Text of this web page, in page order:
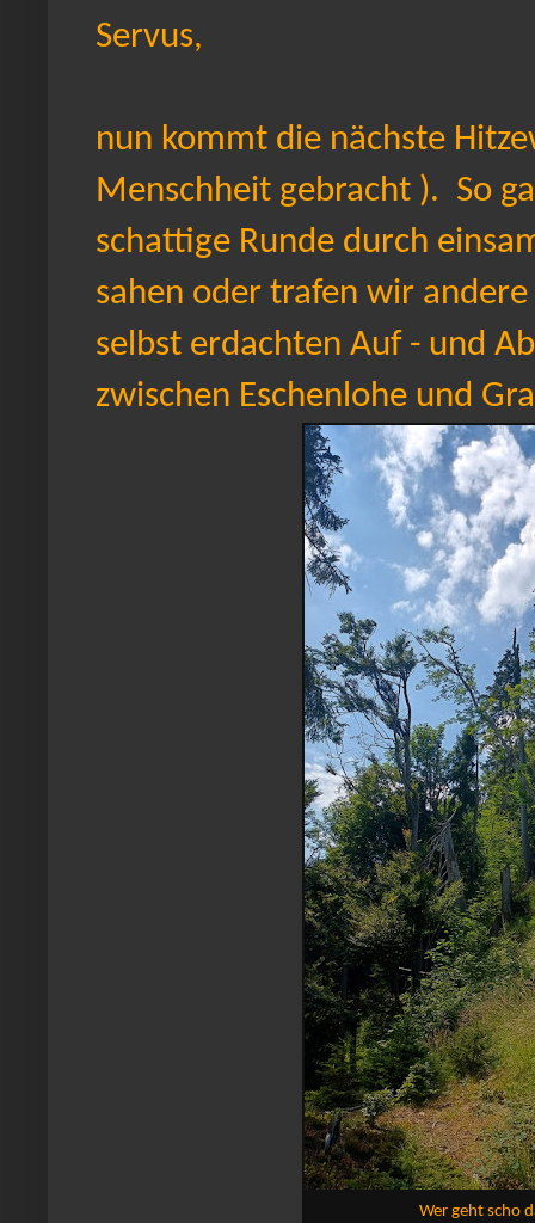
Servus,
nun kommt die nächste
Menschheit gebracht ). So
schattige Runde durch
sahen oder trafen wir
selbst erdachten Auf - und
zwischen Eschenlohe und
Wer geht scho